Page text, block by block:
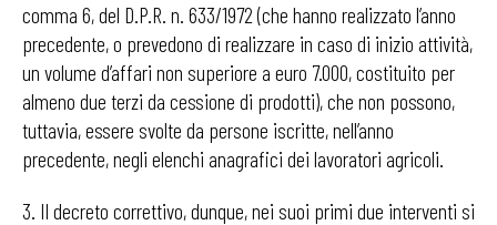
comma 6, del D.P.R. n. 633/1972 (che hanno realizzato l’anno
precedente, o prevedono di realizzare in caso di inizio attività,
un volume d’affari non superiore a euro 7.000, costituito per
almeno due terzi da cessione di prodotti), che non possono,
tuttavia, essere svolte da persone iscritte, nell’anno
precedente, negli elenchi anagrafici dei lavoratori agricoli.
3. Il decreto correttivo, dunque, nei suoi primi due interventi si